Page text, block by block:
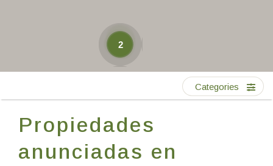
Estancia temática
Salud y seguridad
ES
2
Propiedades
anunciadas en
Categories